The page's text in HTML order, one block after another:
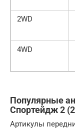
2WD
4WD
Популярные
Спортейдж 2
Артикулы